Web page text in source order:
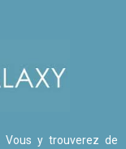
Vous y trouverez de